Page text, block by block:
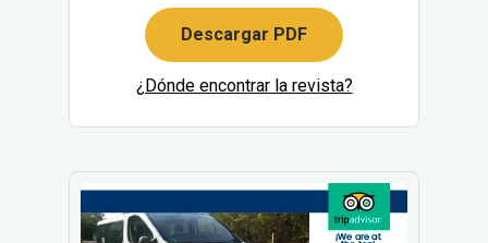
Descargar PDF
¿Dónde encontrar la revista?